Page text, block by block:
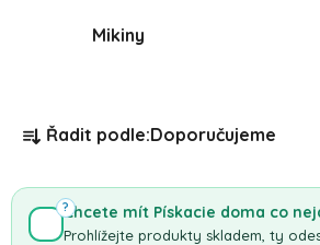
Mikiny
Řazení produktů
Řadit podle:Doporučujeme
Chcete mít Pískacie doma co
Prohlížejte produkty skladem, ty
?